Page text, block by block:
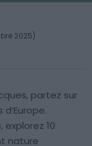
2025)
partez sur
10
nature